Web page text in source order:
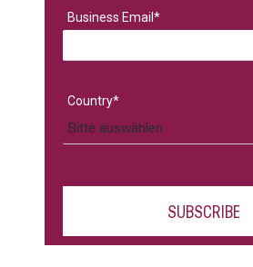
Business Email *
Country*